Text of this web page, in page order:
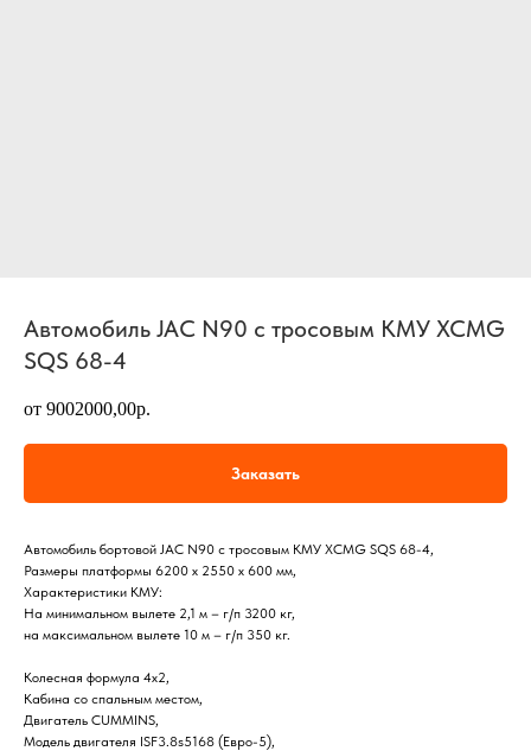
Автомобиль JAC N90 с тросовым КМУ XCMG
SQS 68-4
от 9002000,00р.
Заказать
Автомобиль бортовой JAC N90 с тросовым КМУ XCMG SQS 68-4,
Размеры платформы 6200 х 2550 х 600 мм,
Характеристики КМУ:
На минимальном вылете 2,1 м – г/п 3200 кг,
на максимальном вылете 10 м – г/п 350 кг.
Колесная формула 4х2,
Кабина со спальным местом,
Двигатель CUMMINS,
Модель двигателя ISF3.8s5168 (Евро-5),